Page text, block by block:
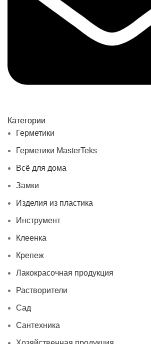
Категории
Герметики
Герметики MasterTeks
Всё для дома
Замки
Изделия из пластика
Инструмент
Клеенка
Крепеж
Лакокрасочная продукция
Растворители
Сад
Сантехника